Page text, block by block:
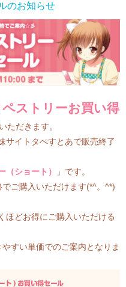
のお知らせ
ペスト リーお買い得
ただきます。
サイトタぺすとあで販売終了
（ショート）
」です。
ご購入いただけます(*^。^*)
ほどお得にご購入いただける
すい単価でのご案内となりま